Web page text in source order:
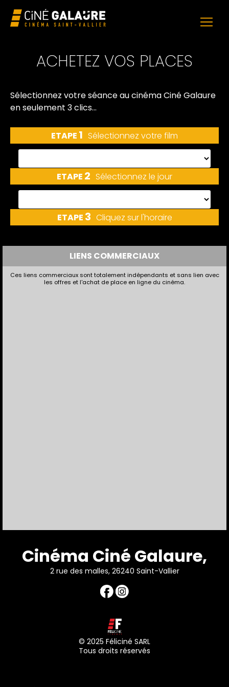
ACHETEZ VOS PLACES
Sélectionnez votre séanceau cinéma Ciné Galaure
en seulement 3 clics...
ETAPE 1 Sélectionnez votre film
ETAPE 2 Sélectionnez le jour
ETAPE 3 Cliquez sur l'horaire
LIENS COMMERCIAUX
Ces liens commerciaux sont totalement indépendants et sans lien avec
les offres et l'achat de place en ligne du cinéma.
Cinéma Ciné Galaure,
2 rue des malles, 26240 Saint-Vallier
© 2025 Féliciné SARL
Tous droits réservés